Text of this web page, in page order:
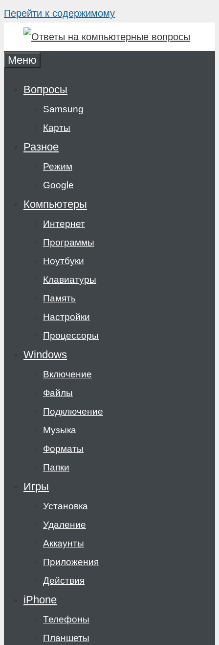
Перейти к содержимому
Меню
Вопросы
Samsung
Карты
Разное
Режим
Google
Компьютеры
Интернет
Программы
Ноутбуки
Клавиатуры
Память
Настройки
Процессоры
Windows
Включение
Файлы
Подключение
Музыка
Форматы
Папки
Игры
Установка
Удаление
Аккаунты
Приложения
Действия
iPhone
Телефоны
Планшеты